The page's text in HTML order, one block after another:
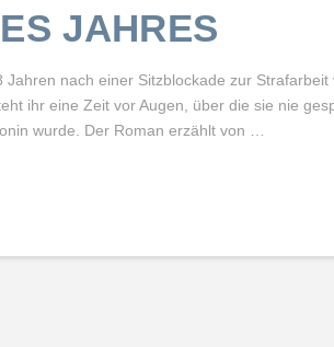
JAHRES
nach einer Sitzblockade zur
ihr eine Zeit vor Augen, über die sie nie
wurde. Der Roman erzählt von …